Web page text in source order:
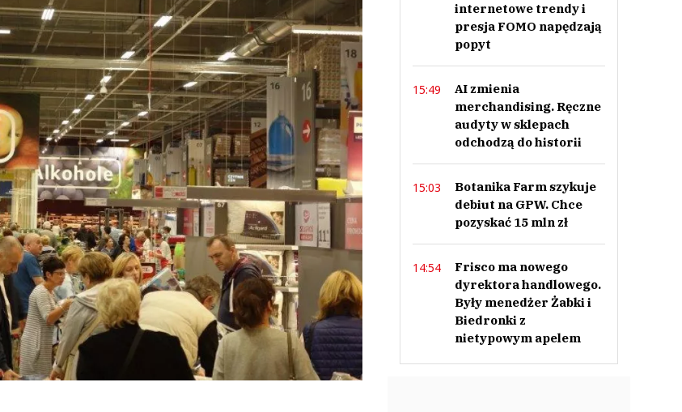
internetowe trendy i
presja FOMO napędzają
popyt
15:49
AI zmienia
merchandising. Ręczne
audyty w sklepach
odchodzą do historii
15:03
Botanika Farm szykuje
debiut na GPW. Chce
pozyskać 15 mln zł
14:54
Frisco ma nowego
dyrektora handlowego.
Były menedżer Żabki i
Biedronki z
nietypowym apelem